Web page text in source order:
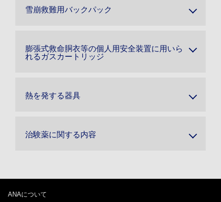
雪崩救難用バックパック
膨張式救命胴衣等の個人用安全装置に用いら
れるガスカートリッジ
熱を発する器具
治験薬に関する内容
ANAについて